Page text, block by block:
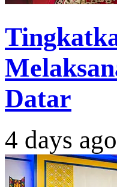
Datar
4 days ago